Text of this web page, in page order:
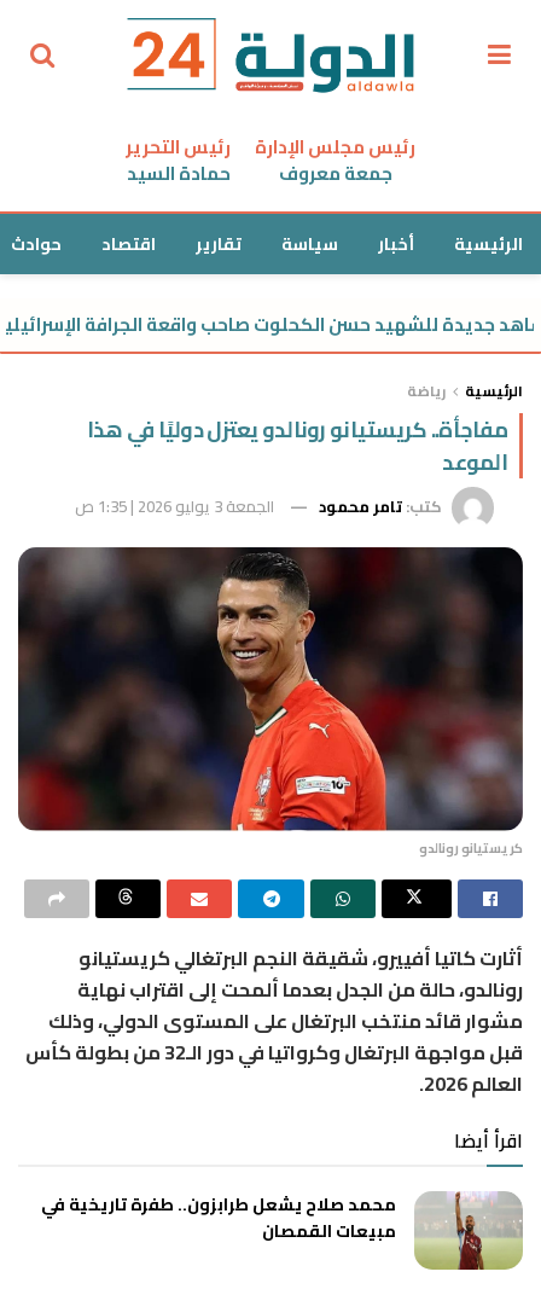
رئيس مجلس الإدارة
جمعة معروف
رئيس التحرير
حمادة السيد
الرئيسية أخبار سياسة تقارير اقتصاد حوادث
للشهيد حسن الكحلوت صاحب واقعة الجرافة الإسرائيلية
الرئيسية رياضة
مفاجأة.. كريستيانو رونالدو يعتزل دوليًا في هذا
الموعد
كتب:تامر محمود الجمعة 3 يوليو 2026 | 1:35 ص
كريستيانو رونالدو
أثارت كاتيا أفييرو، شقيقة النجم البرتغالي كريستيانو
رونالدو، حالة من الجدل بعدما ألمحت إلى اقتراب نهاية
مشوار قائد منتخب البرتغال على المستوى الدولي، وذلك
قبل مواجهة البرتغال وكرواتيا في دور الـ32 من بطولة كأس
العالم 2026.
اقرأ أيضا
محمد صلاح يشعل طرابزون.. طفرة تاريخية في
مبيعات القمصان